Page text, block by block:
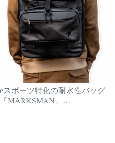
eスポーツ特化の耐水性バッグ
「MARKSMAN」…